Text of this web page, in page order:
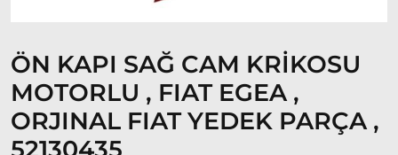
Ducato
1997-
2001
Modeller
ÖN KAPI SAĞ CAM KRİKOSU
MOTORLU , FIAT EGEA ,
ORJINAL FIAT YEDEK PARÇA ,
52130435